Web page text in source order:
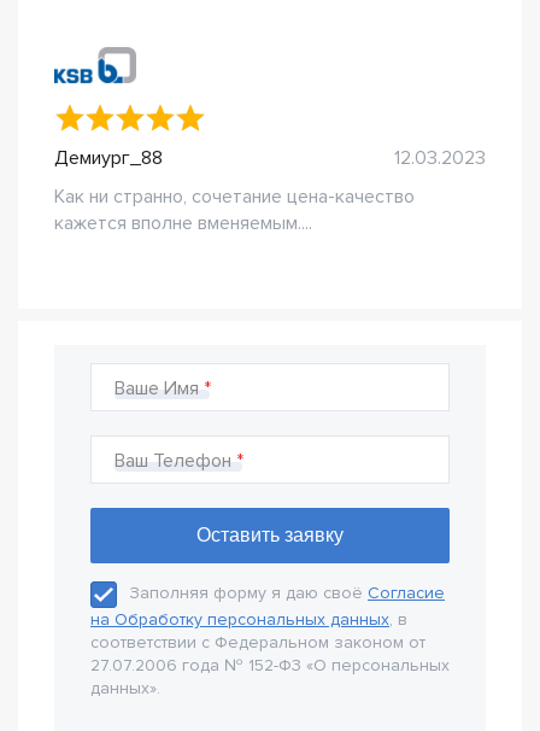
Демиург_88
12.03.2023
Как ни странно, сочетание цена-качество
кажется вполне вменяемым....
Ваше Имя
Ваш Телефон
Заполняя форму я даю своё Согласие
на Обработку персональных данных, в
соответствии с Федеральном законом от
27.07.2006 года № 152-Ф3 «О персональных
данных».